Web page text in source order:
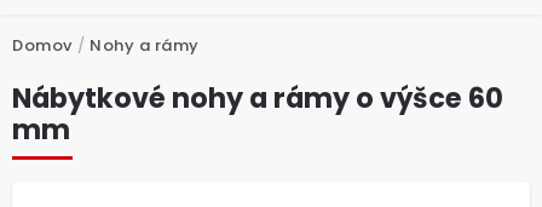
Domov / Nohy a rámy
Nábytkové nohy a rámy o výšce 60
mm